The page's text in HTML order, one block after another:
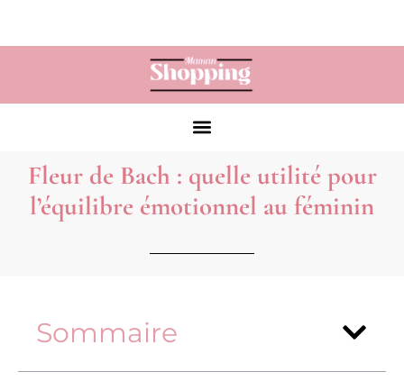
Fleur de Bach : quelle utilité pour
l’équilibre émotionnel au féminin
Sommaire